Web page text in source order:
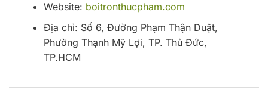
Website: boitronthucpham.com
Địa chỉ: Số 6, Đường Phạm Thận Duật,
Phường Thạnh Mỹ Lợi, TP. Thủ Đức,
TP.HCM